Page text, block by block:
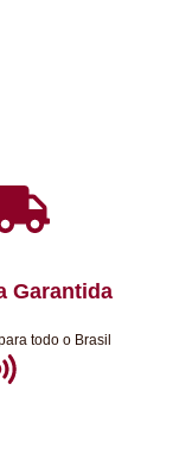
Garantida
todo o Brasil